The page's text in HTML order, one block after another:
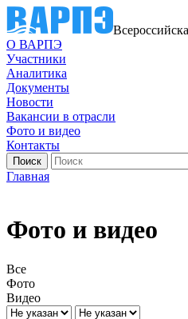
О ВАРПЭ
Участники
Аналитика
Документы
Новости
Вакансии в отрасли
Фото и видео
Контакты
Главная
Фото и видео
Все
Фото
Видео